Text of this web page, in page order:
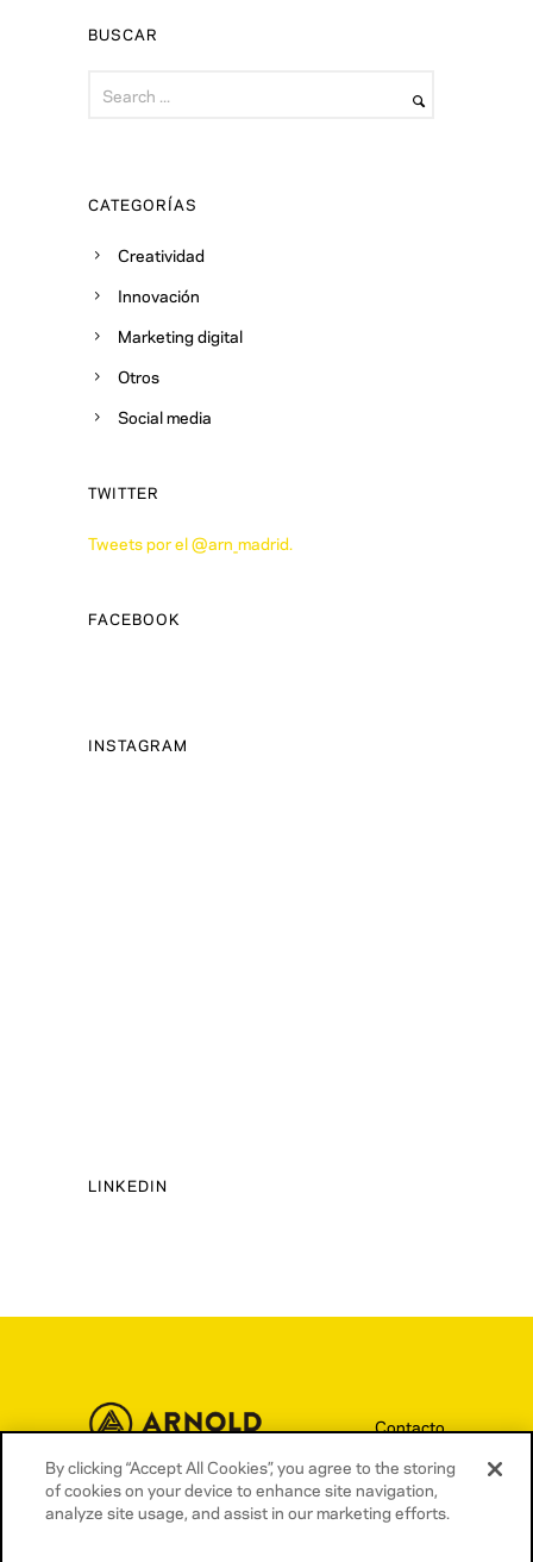
BUSCAR
CATEGORÍAS
Creatividad
Innovación
Marketing digital
Otros
Social media
TWITTER
Tweets por el @arn_madrid.
FACEBOOK
INSTAGRAM
LINKEDIN
Contacto
Términos y condiciones
Política de privacidad
By clicking “Accept All Cookies”, you agree to the storing
of cookies on your device to enhance site navigation,
analyze site usage, and assist in our marketing efforts.